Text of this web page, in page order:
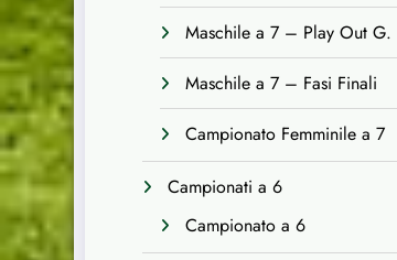
Maschile a 7 – Play Out G.
Maschile a 7 – Fasi Finali
Campionato Femminile a 7
Campionati a 6
Campionato a 6